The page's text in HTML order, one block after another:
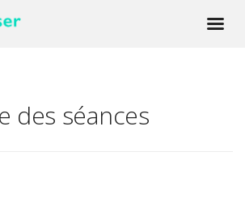
des séances